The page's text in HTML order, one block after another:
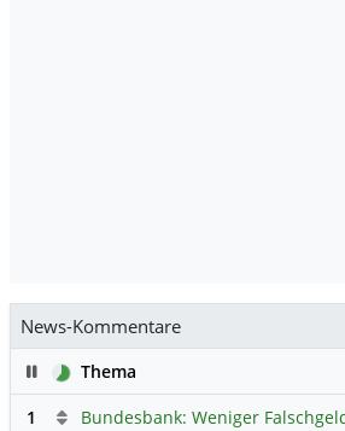
News-Kommentare
PauseThema
1